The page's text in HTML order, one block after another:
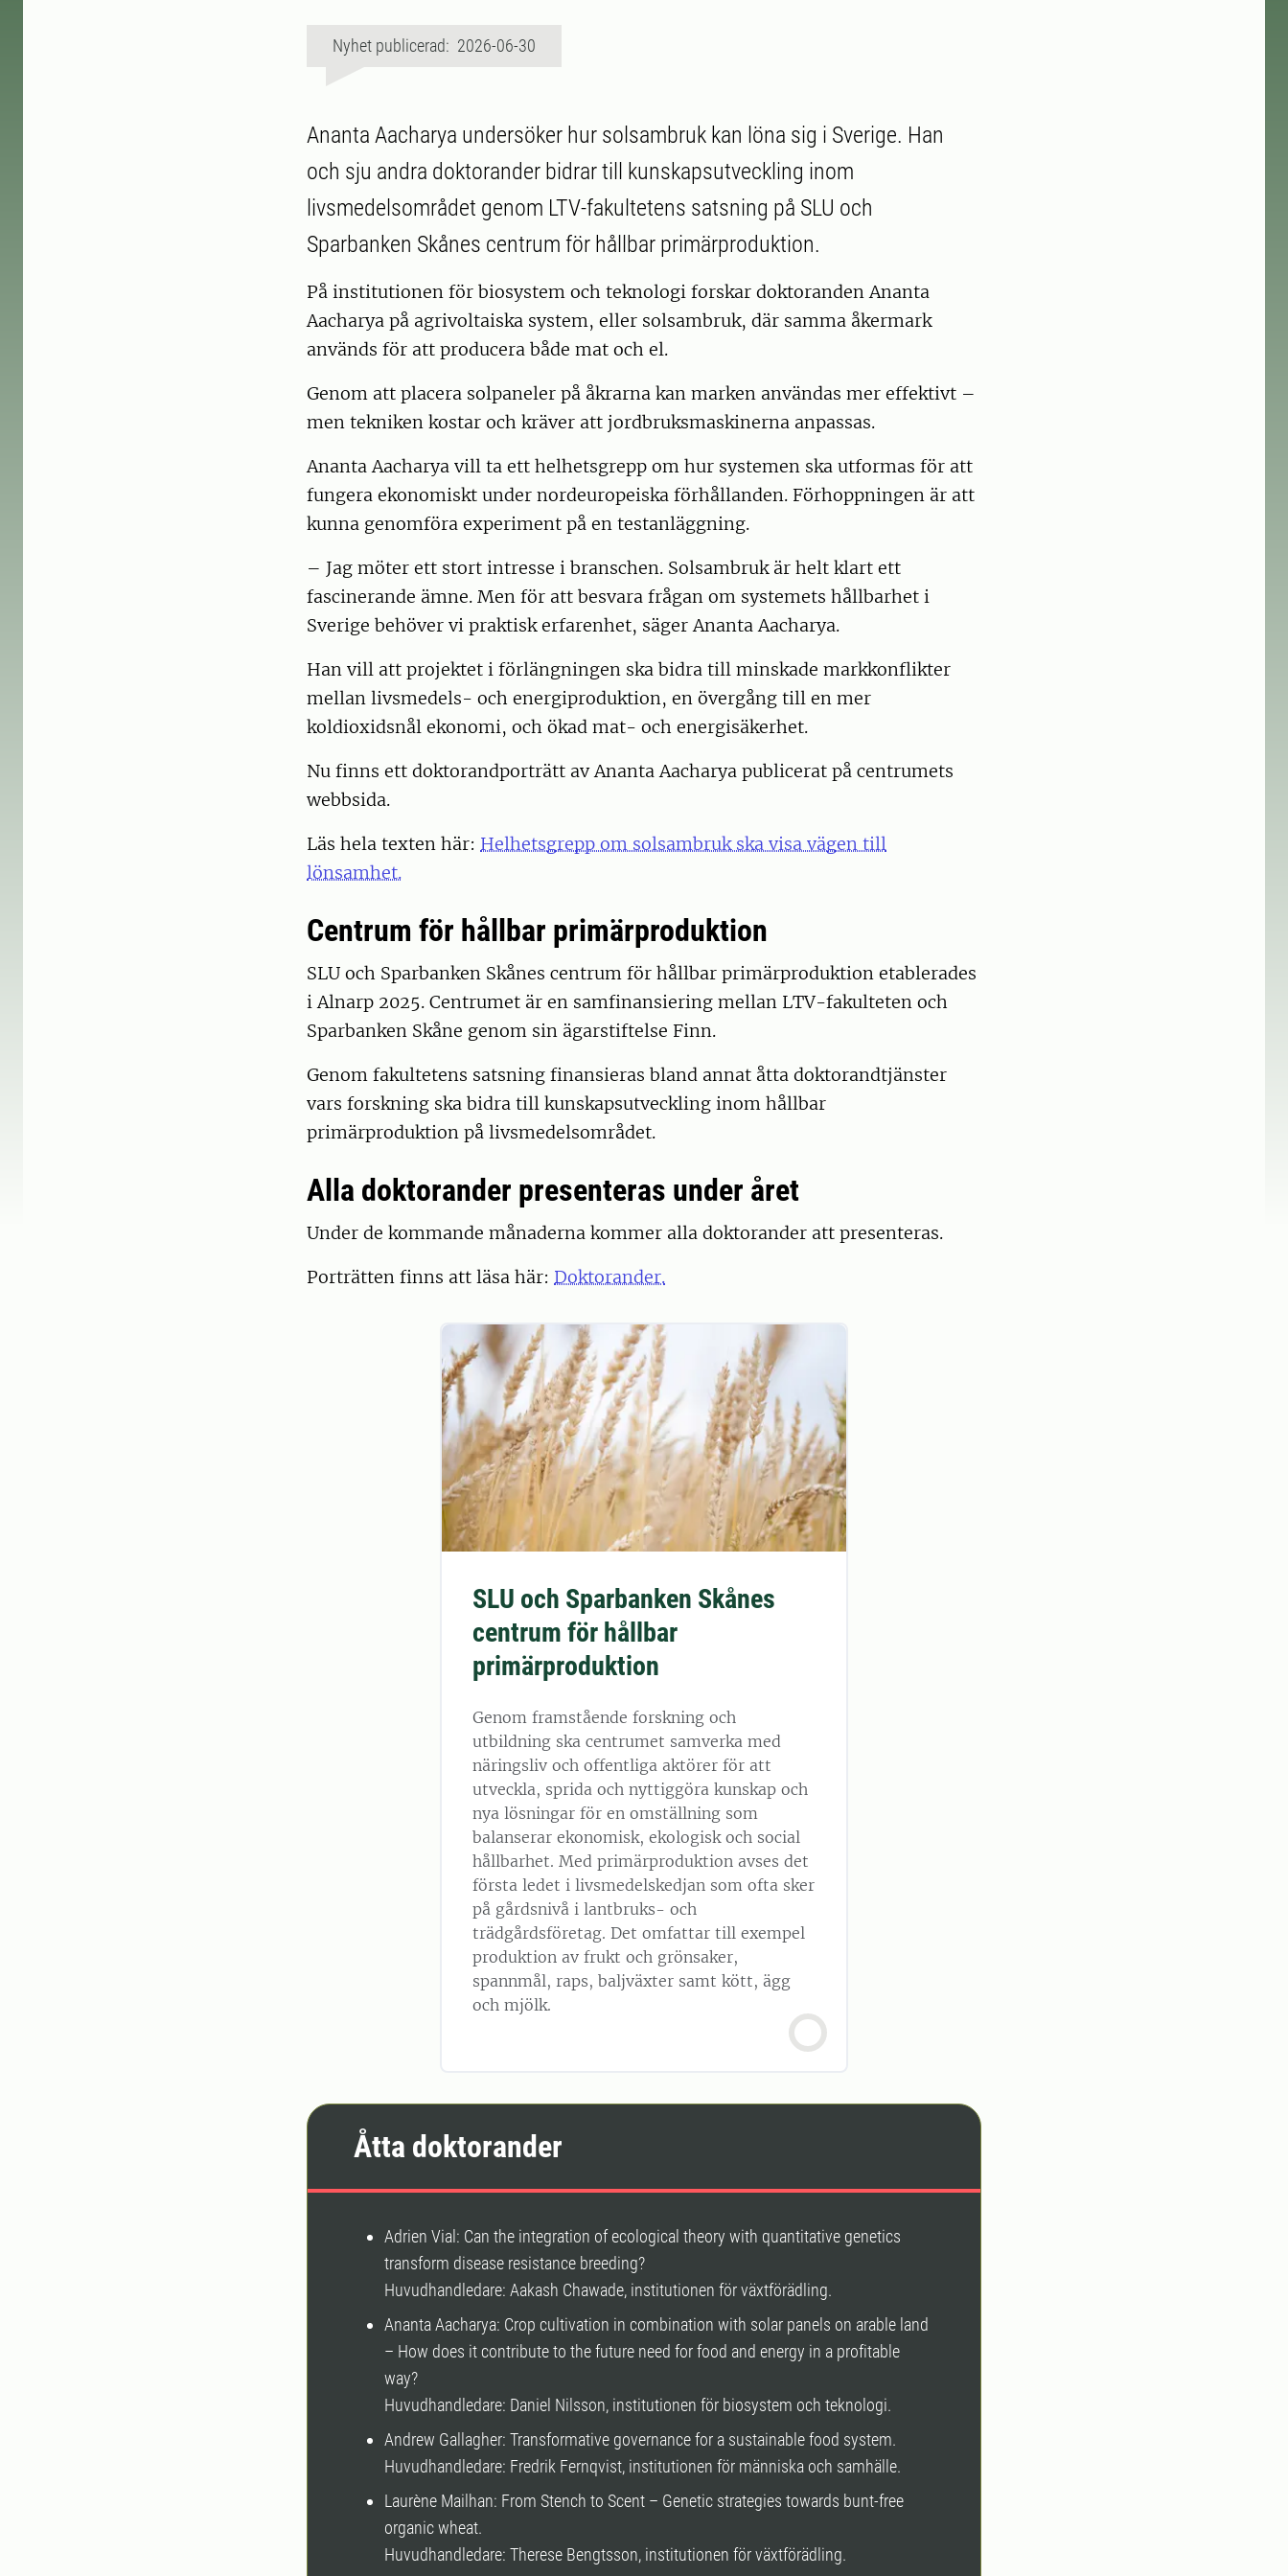
Nyhet publicerad: 2026-06-30
Ananta Aacharya undersöker hur solsambruk kan löna sig i Sverige. Han
och sju andra doktorander bidrar till kunskapsutveckling inom
livsmedelsområdet genom LTV-fakultetens satsning på SLU och
Sparbanken Skånes centrum för hållbar primärproduktion.
På institutionen för biosystem och teknologi forskar doktoranden Ananta
Aacharya på agrivoltaiska system, eller solsambruk, där samma åkermark
används för att producera både mat och el.
Genom att placera solpaneler på åkrarna kan marken användas mer effektivt –
men tekniken kostar och kräver att jordbruksmaskinerna anpassas.
Ananta Aacharya vill ta ett helhetsgrepp om hur systemen ska utformas för att
fungera ekonomiskt under nordeuropeiska förhållanden. Förhoppningen är att
kunna genomföra experiment på en testanläggning.
– Jag möter ett stort intresse i branschen. Solsambruk är helt klart ett
fascinerande ämne. Men för att besvara frågan om systemets hållbarhet i
Sverige behöver vi praktisk erfarenhet, säger Ananta Aacharya.
Han vill att projektet i förlängningen ska bidra till minskade markkonflikter
mellan livsmedels- och energiproduktion, en övergång till en mer
koldioxidsnål ekonomi, och ökad mat- och energisäkerhet.
Nu finns ett doktorandporträtt av Ananta Aacharya publicerat på centrumets
webbsida.
Läs hela texten här: Helhetsgrepp om solsambruk ska visa vägen till
lönsamhet.
Centrum för hållbar primärproduktion
SLU och Sparbanken Skånes centrum för hållbar primärproduktion etablerades
i Alnarp 2025. Centrumet är en samfinansiering mellan LTV-fakulteten och
Sparbanken Skåne genom sin ägarstiftelse Finn.
Genom fakultetens satsning finansieras bland annat åtta doktorandtjänster
vars forskning ska bidra till kunskapsutveckling inom hållbar
primärproduktion på livsmedelsområdet.
Alla doktorander presenteras under året
Under de kommande månaderna kommer alla doktorander att presenteras.
Porträtten finns att läsa här: Doktorander.
SLU och Sparbanken Skånes
centrum för hållbar
primärproduktion
Genom framstående forskning och
utbildning ska centrumet samverka med
näringsliv och offentliga aktörer för att
utveckla, sprida och nyttiggöra kunskap och
nya lösningar för en omställning som
balanserar ekonomisk, ekologisk och social
hållbarhet. Med primärproduktion avses det
första ledet i livsmedelskedjan som ofta sker
på gårdsnivå i lantbruks- och
trädgårdsföretag. Det omfattar till exempel
produktion av frukt och grönsaker,
spannmål, raps, baljväxter samt kött, ägg
och mjölk.
Åtta doktorander
Adrien Vial: Can the integration of ecological theory with quantitative genetics
transform disease resistance breeding?
Huvudhandledare: Aakash Chawade, institutionen för växtförädling.
Ananta Aacharya: Crop cultivation in combination with solar panels on arable land
– How does it contribute to the future need for food and energy in a profitable
way?
Huvudhandledare: Daniel Nilsson, institutionen för biosystem och teknologi.
Andrew Gallagher: Transformative governance for a sustainable food system.
Huvudhandledare: Fredrik Fernqvist, institutionen för människa och samhälle.
Laurène Mailhan: From Stench to Scent – Genetic strategies towards bunt-free
organic wheat.
Huvudhandledare: Therese Bengtsson, institutionen för växtförädling.